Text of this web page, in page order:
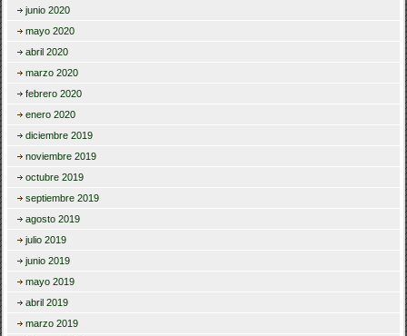
junio 2020
mayo 2020
abril 2020
marzo 2020
febrero 2020
enero 2020
diciembre 2019
noviembre 2019
octubre 2019
septiembre 2019
agosto 2019
julio 2019
junio 2019
mayo 2019
abril 2019
marzo 2019